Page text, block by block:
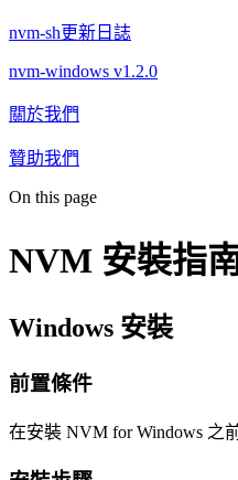
nvm-sh更新日誌
nvm-windows v1.2.0
關於我們
贊助我們
On this page
NVM 安裝指
Windows 安裝
前置條件
在安裝 NVM for Windows 之